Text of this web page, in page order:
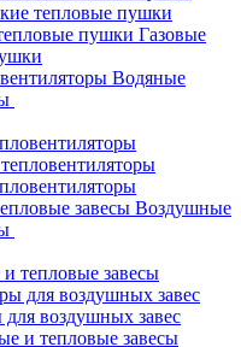
тепловые пушки
Газовые
Водяные
Воздушные
тепловые завесы
для воздушных завес